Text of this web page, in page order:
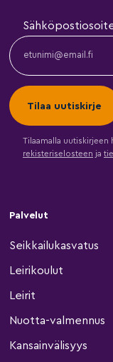
Tilaamalla uutiskirjeen
rekisteriselosteen ja
Palvelut
Seikkailukasvatus
Leirikoulut
Leirit
Nuotta-valmennus
Kansainvälisyys